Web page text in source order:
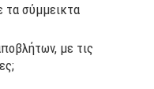
τα σύμμεικτα
με τις